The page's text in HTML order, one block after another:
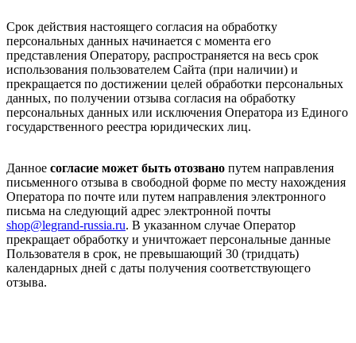
Срок действия настоящего согласия на обработку
персональных данных начинается с момента его
представления Оператору, распространяется на весь срок
использования пользователем Сайта (при наличии) и
прекращается по достижении целей обработки персональных
данных, по получении отзыва согласия на обработку
персональных данных или исключения Оператора из Единого
государственного реестра юридических лиц.
Данное согласие может быть отозвано путем направления
письменного отзыва в свободной форме по месту нахождения
Оператора по почте или путем направления электронного
письма на следующий адрес электронной почты
shop@legrand-russia.ru. В указанном случае Оператор
прекращает обработку и уничтожает персональные данные
Пользователя в срок, не превышающий 30 (тридцать)
календарных дней с даты получения соответствующего
отзыва.